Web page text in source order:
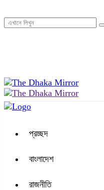
১১:২৫ অপরাহ্ন, বৃহস্পতিবার, ০৬
প্রচ্ছদ
বাংলাদেশ
রাজনীতি